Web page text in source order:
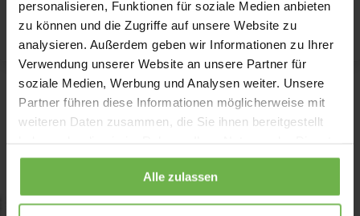
personalisieren, Funktionen für soziale Medien anbieten
zu können und die Zugriffe auf unsere Website zu
analysieren. Außerdem geben wir Informationen zu Ihrer
Verwendung unserer Website an unsere Partner für
soziale Medien, Werbung und Analysen weiter. Unsere
Partner führen diese Informationen möglicherweise mit
weiteren Daten zusammen, die Sie ihnen bereitgestellt
gesammelt haben.
Alle zulassen